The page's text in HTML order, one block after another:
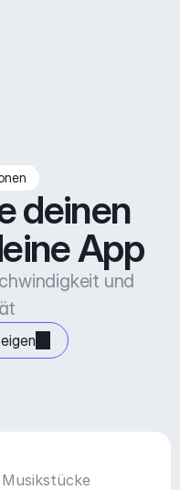
deinen
App
und